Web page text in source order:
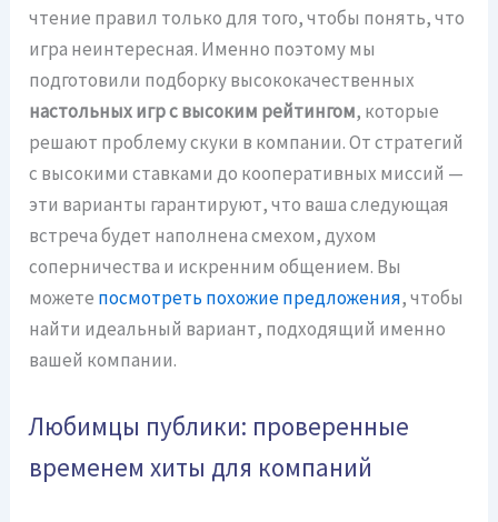
чтение правил только для того, чтобы понять, что
игра неинтересная. Именно поэтому мы
подготовили подборку высококачественных
настольных игр с высоким рейтингом, которые
решают проблему скуки в компании. От стратегий
с высокими ставками до кооперативных миссий —
эти варианты гарантируют, что ваша следующая
встреча будет наполнена смехом, духом
соперничества и искренним общением. Вы
можете посмотреть похожие предложения, чтобы
найти идеальный вариант, подходящий именно
вашей компании.
Любимцы публики: проверенные
временем хиты для компаний